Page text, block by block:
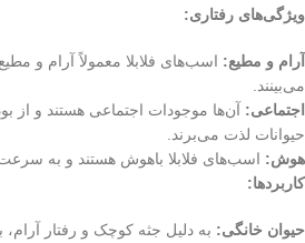
ویژگی‌های رفتاری:
آرام و مطیع: اسب‌های فلابلا معمولاً آرام و
می‌بینند.
اجتماعی: آن‌ها موجودات اجتماعی هستند و از
حیوانات لذت می‌برند.
هوش: اسب‌های فلابلا باهوش هستند و به سرعت
کاربردها:
حیوان خانگی: به دلیل جثه کوچک و رفتار